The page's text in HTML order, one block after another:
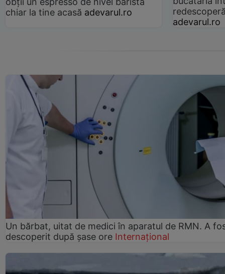
chiar la tine acasă adevarul.ro
adevarul.ro
Un bărbat, uitat de medici în aparatul de RMN. A
descoperit după șase ore Internațional